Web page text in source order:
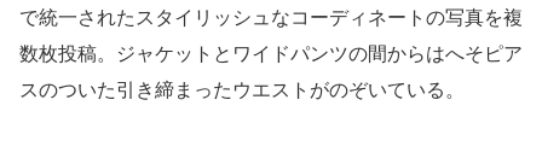
で統一されたスタイリッシュなコーディネートの写真を複
数枚投稿。ジャケットとワイドパンツの間からはへそピア
スのついた引き締まったウエストがのぞいている。